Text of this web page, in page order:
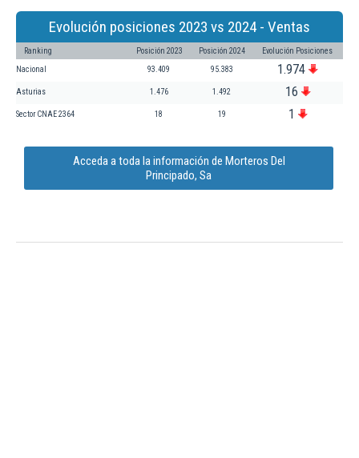
Evolución posiciones 2023 vs 2024 - Ventas
Ranking Posición 2023 Posición 2024 Evolución Posiciones
Nacional 93.409 95.383 1.974
Asturias 1.476 1.492 16
Sector CNAE 2364 18 19 1
Acceda a toda la información de Morteros Del
Principado, Sa